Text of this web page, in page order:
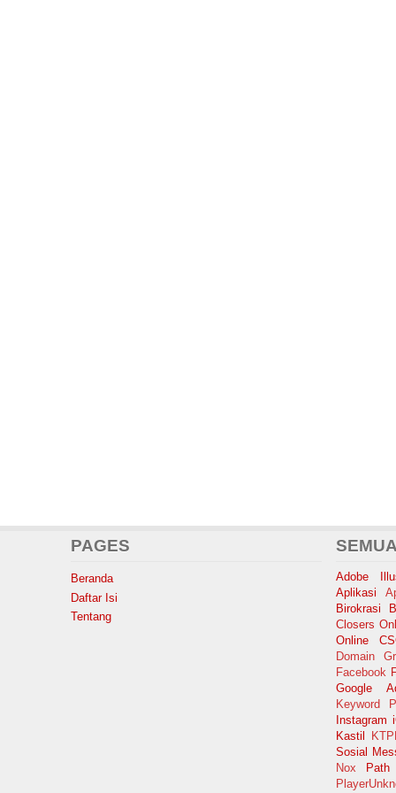
PAGES
Beranda
Daftar Isi
Tentang
Adobe
Aplikasi
Birokrasi
Closers
Online
Domain
Facebook
Google
Keyword
Instagram
Kastil
Sosial
Nox
Path